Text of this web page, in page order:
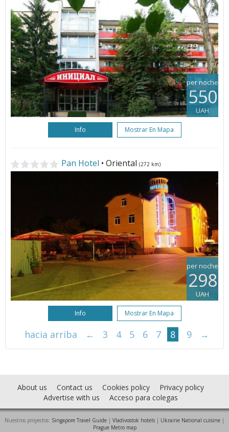
per noche
550
UAH
Info Mostrar En Mapa
Pan Hotel • Oriental (272 km)
per noche
298
UAH
Info Mostrar En Mapa
hacia arriba ← 3 4 5 6 7 8 9 →
About us Contact us Cookies policy
Privacy policy
Advertise with us
Acceso para colegas
Nuestros proyectos: Singapore Travel Guide | Vladivostok hotels | Ukraine National cuisine |
Prague Metro map